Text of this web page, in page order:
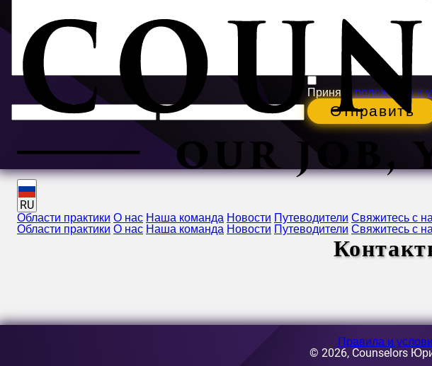
RU
Области практики О нас Наша команда Новости Путеводители Свяжитесь с
Области практики О нас Наша команда Новости Путеводители Свяжитесь с
Принятьположения и
Отправить
Улица Бузести, 63-69, здание A3, 5-й этаж, сектор 1, Бухарест, Румыния
Правила и
© 2026, Counselors